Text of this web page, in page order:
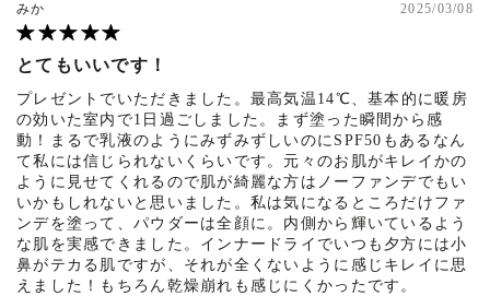
みか 2025/03/08
とてもいいです！
プレゼントでいただきました。最高気温14℃、基本的に暖房
の効いた室内で1日過ごしました。まず塗った瞬間から感
動！まるで乳液のようにみずみずしいのにSPF50もあるなん
て私には信じられないくらいです。元々のお肌がキレイかの
ように見せてくれるので肌が綺麗な方はノーファンデでもい
いかもしれないと思いました。私は気になるところだけファ
ンデを塗って、パウダーは全顔に。内側から輝いているよう
な肌を実感できました。インナードライでいつも夕方には小
鼻がテカる肌ですが、それが全くないように感じキレイに思
えました！もちろん乾燥崩れも感じにくかったです。